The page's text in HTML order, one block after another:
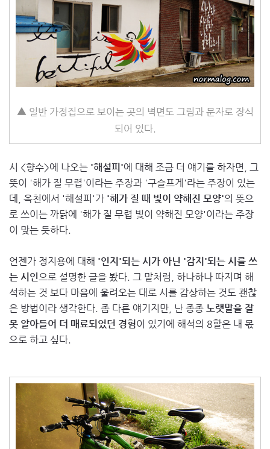
▲ 일반 가정집으로 보이는 곳의 벽면도 그림과 문자로 장식
되어 있다.
시 <향수>에 나오는 '해설피'에 대해 조금 더 얘기를 하자면, 그
뜻이 '해가 질 무렵'이라는 주장과 '구슬프게'라는 주장이 있는
데, 옥천에서 '해설피'가 '해가 질 때 빛이 약해진 모양'의 뜻으
로 쓰이는 까닭에 '해가 질 무렵 빛이 약해진 모양'이라는 주장
이 맞는 듯하다.
언젠가 정지용에 대해 '인지'되는 시가 아닌 '감지'되는 시를 쓰
는 시인 으로 설명한 글을 봤다. 그 말처럼, 하나하나 따지며 해
석하는 것 보다 마음에 울려오는 대로 시를 감상하는 것도 괜찮
은 방법이라 생각한다. 좀 다른 얘기지만, 난 종종 노랫말을 잘
못 알아들어 더 매료되었던 경험이 있기에 해석의 8할은 내 몫
으로 하고 싶다.